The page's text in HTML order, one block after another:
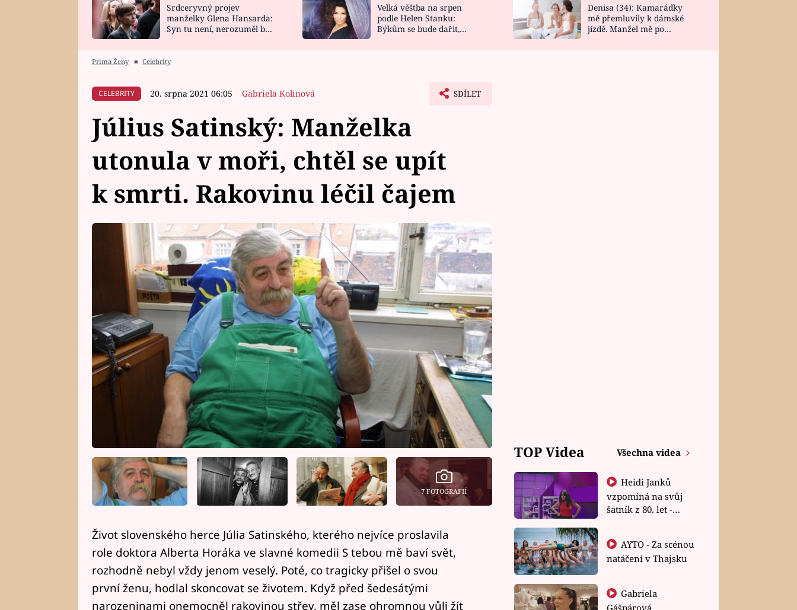
HOROSKOP NA
CELEBRITY
VAŘENÍ
NOVINKY
VIDEORECEPTY
DESIGN
Srdceryvný projev
manželky Glena Hansarda:
Syn tu není, nerozuměl by
Velká věštba na srpen
podle Helen Stanku:
Býkům se bude dařit,
Denisa (34): Kamarádky
mě přemluvily k dámské
jízdě. Manžel mě po
Prima Ženy ■ Celebrity
CELEBRITY 20. srpna 2021 06:05 Gabriela Kolinová SDÍLET
Július Satinský: Manželka
utonula v moři, chtěl se upít
k smrti. Rakovinu léčil čajem
7 FOTOGRAFIÍ
Život slovenského herce Júlia Satinského, kterého nejvíce proslavila
role doktora Alberta Horáka ve slavné komedii S tebou mě baví svět,
rozhodně nebyl vždy jenom veselý. Poté, co tragicky přišel o svou
první ženu, hodlal skoncovat se životem. Když před šedesátými
narozeninami onemocněl rakovinou střev, měl zase ohromnou vůli žít
TOP Videa Všechna videa
Heidi Janků
vzpomíná na svůj
šatník z 80. let -
natáčení v Thajsku
Gabriela